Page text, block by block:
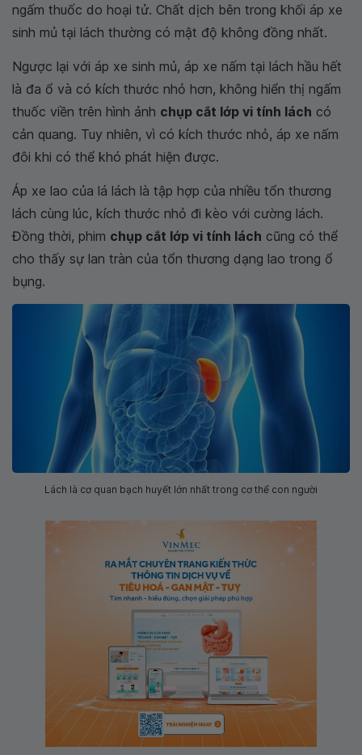
ngấm thuốc do hoại tử. Chất dịch bên trong khối áp xe
sinh mủ tại lách thường có mật độ không đồng nhất.
Ngược lại với áp xe sinh mủ, áp xe nấm tại lách hầu hết
là đa ổ và có kích thước nhỏ hơn, không hiển thị ngấm
thuốc viền trên hình ảnh chụp cắt lớp vi tính lách có
cản quang. Tuy nhiên, vì có kích thước nhỏ, áp xe nấm
đôi khi có thể khó phát hiện được.
Áp xe lao của lá lách là tập hợp của nhiều tổn thương
lách cùng lúc, kích thước nhỏ đi kèo với cường lách.
Đồng thời, phim chụp cắt lớp vi tính lách cũng có thể
cho thấy sự lan tràn của tổn thương dạng lao trong ổ
bụng.
Lách là cơ quan bạch huyết lớn nhất trong cơ thể con người